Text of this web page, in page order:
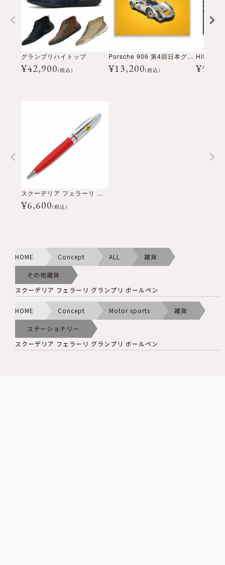
グランプリハイトップ
¥42,900(税込)
Porsche 906 第4回日本グランプリ Colors of Speed ポスター
¥13,200(税込) ¥
スクーデリア フェラーリ グランプリ ボールペン
¥6,600(税込)
HOME Concept ALL 雑貨
その他雑貨
スクーデリア フェラーリ グランプリ ボールペン
HOME Concept Motor sports 雑貨
ステーショナリー
スクーデリア フェラーリ グランプリ ボールペン